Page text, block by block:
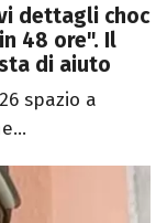
dettagli choc
48 ore". Il
di aiuto
spazio a